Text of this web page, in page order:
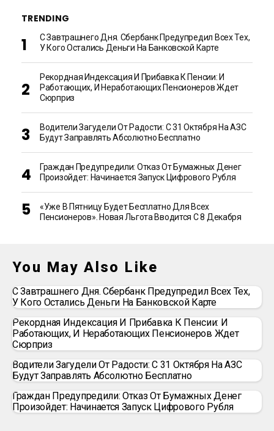
TRENDING
С Завтрашнего Дня. Сбербанк Предупредил Всех Тех,
У Кого Остались Деньги На Банковской Карте
Рекордная Индексация И Прибавка К Пенсии: И
Работающих, И Неработающих Пенсионеров Ждет
Сюрприз
Водители Загудели От Радости: С 31 Октября На АЗС
Будут Заправлять Абсолютно Бесплатно
Граждан Предупредили: Отказ От Бумажных Денег
Произойдет: Начинается Запуск Цифрового Рубля
«Уже В Пятницу Будет Бесплатно Для Всех
Пенсионеров». Новая Льгота Вводится С 8 Декабря
You May Also Like
С Завтрашнего Дня. Сбербанк Предупредил Всех Тех,
У Кого Остались Деньги На Банковской Карте
Рекордная Индексация И Прибавка К Пенсии: И
Работающих, И Неработающих Пенсионеров Ждет
Сюрприз
Водители Загудели От Радости: С 31 Октября На АЗС
Будут Заправлять Абсолютно Бесплатно
Граждан Предупредили: Отказ От Бумажных Денег
Произойдет: Начинается Запуск Цифрового Рубля